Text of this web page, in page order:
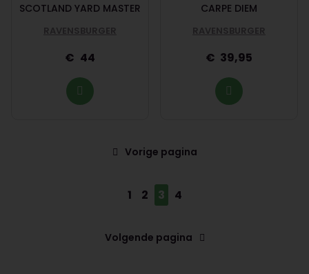
SCOTLAND YARD MASTER
RAVENSBURGER
44
CARPE DIEM
RAVENSBURGER
39,95
Vorige pagina
1 2 3 4
Volgende pagina